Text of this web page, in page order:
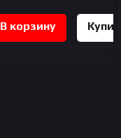
В корзину
Купить